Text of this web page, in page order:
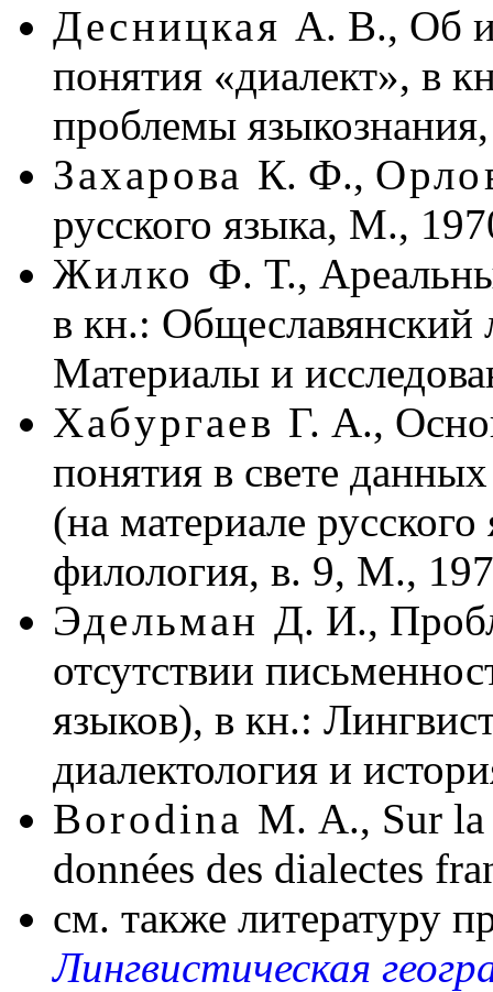
Десницкая А. В., Об
понятия «диалект», в
проблемы
Захарова К. Ф.,
русского языка, М.,
Жилко Ф. Т.,
в кн.: Общеславянский
Материалы и
Хабургаев Г. А.,
понятия в свете
(на материале
филология, в. 9, М.,
Эдельман Д. И.,
отсутствии
языков), в кн.:
диалектология и
Borodina M. A., Sur la
données des dialectes
см. также литературу
Лингвистическая